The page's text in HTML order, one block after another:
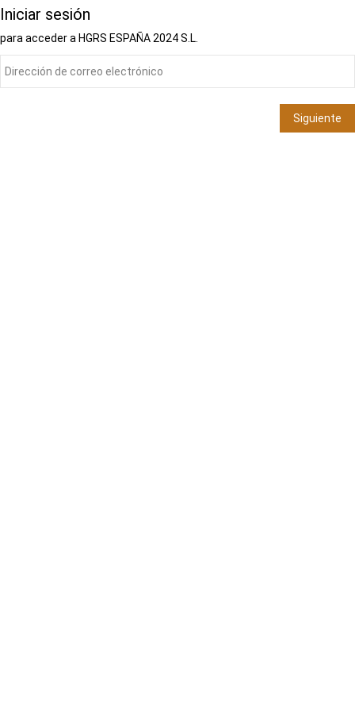
Iniciar sesión
para acceder a HGRS ESPAÑA 2024 S.L.
Siguiente